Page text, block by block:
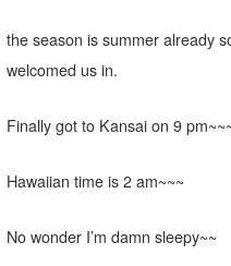
the season is summer already
welcomed us in.
Finally got to Kansai on 9
Hawaiian time is 2 am~~~
No wonder I’m damn sleepy~~